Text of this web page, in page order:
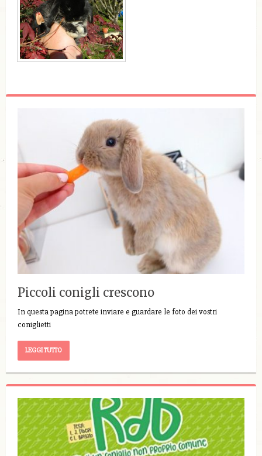
Piccoli conigli crescono
In questa pagina potrete inviare e guardare le foto dei vostri
coniglietti
LEGGI TUTTO